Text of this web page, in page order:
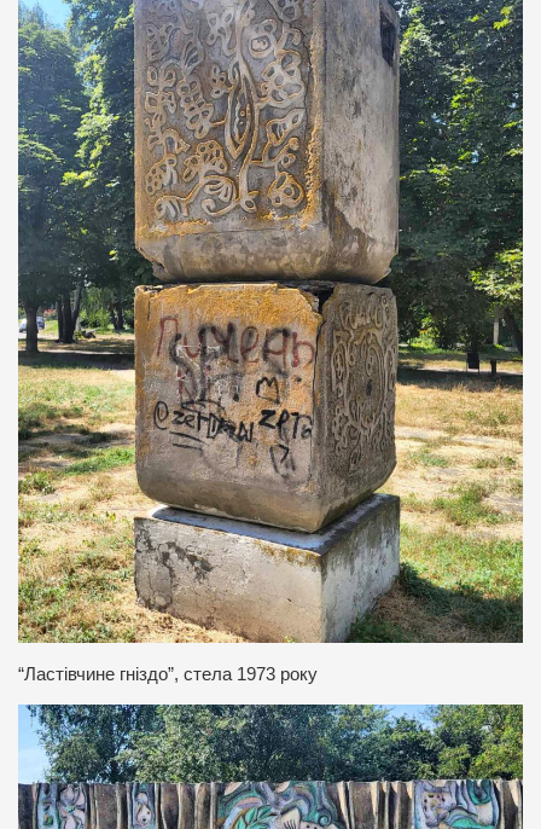
“Ластівчине гніздо”, стела 1973 року